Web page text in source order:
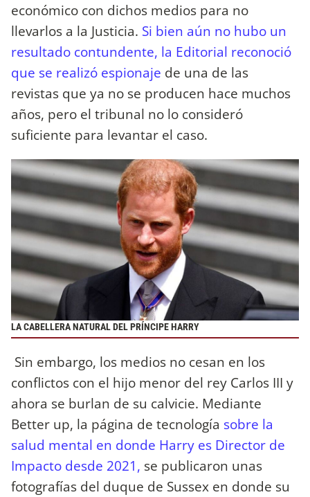
económico con dichos medios para no
llevarlos a la Justicia. Si bien aún no hubo un
resultado contundente, la Editorial reconoció
que se realizó espionaje de una de las
revistas que ya no se producen hace muchos
años, pero el tribunal no lo consideró
suficiente para levantar el caso.
LA CABELLERA NATURAL DEL PRÍNCIPE HARRY
Sin embargo, los medios no cesan en los
conflictos con el hijo menor del rey Carlos III y
ahora se burlan de su calvicie. Mediante
Better up, la página de tecnología sobre la
salud mental en donde Harry es Director de
Impacto desde 2021, se publicaron unas
fotografías del duque de Sussex en donde su